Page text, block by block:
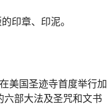
印章、印泥。
美国圣迹寺首度举行加
部大法及圣咒和文书